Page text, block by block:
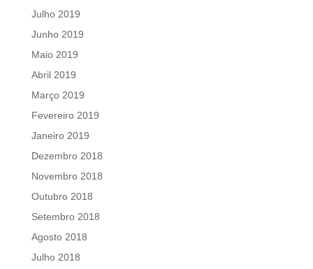
Julho 2019
Junho 2019
Maio 2019
Abril 2019
Março 2019
Fevereiro 2019
Janeiro 2019
Dezembro 2018
Novembro 2018
Outubro 2018
Setembro 2018
Agosto 2018
Julho 2018